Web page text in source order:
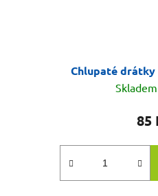
Chlupaté
Skladem
85